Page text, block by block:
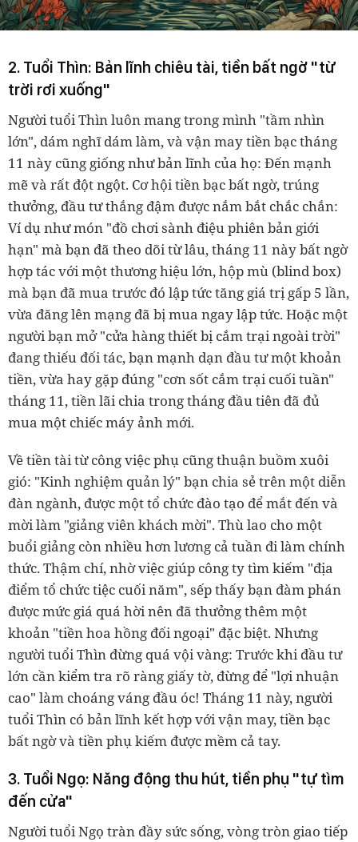
2. Tuổi Thìn: Bản lĩnh chiêu tài, tiền bất ngờ "từ
trời rơi xuống"
Người tuổi Thìn luôn mang trong mình "tầm nhìn
lớn", dám nghĩ dám làm, và vận may tiền bạc tháng
11 này cũng giống như bản lĩnh của họ: Đến mạnh
mẽ và rất đột ngột. Cơ hội tiền bạc bất ngờ, trúng
thưởng, đầu tư thắng đậm được nắm bắt chắc chắn:
Ví dụ như món "đồ chơi sành điệu phiên bản giới
hạn" mà bạn đã theo dõi từ lâu, tháng 11 này bất ngờ
hợp tác với một thương hiệu lớn, hộp mù (blind box)
mà bạn đã mua trước đó lập tức tăng giá trị gấp 5 lần,
vừa đăng lên mạng đã bị mua ngay lập tức. Hoặc một
người bạn mở "cửa hàng thiết bị cắm trại ngoài trời"
đang thiếu đối tác, bạn mạnh dạn đầu tư một khoản
tiền, vừa hay gặp đúng "cơn sốt cắm trại cuối tuần"
tháng 11, tiền lãi chia trong tháng đầu tiên đã đủ
mua một chiếc máy ảnh mới.
Về tiền tài từ công việc phụ cũng thuận buồm xuôi
gió: "Kinh nghiệm quản lý" bạn chia sẻ trên một diễn
đàn ngành, được một tổ chức đào tạo để mắt đến và
mời làm "giảng viên khách mời". Thù lao cho một
buổi giảng còn nhiều hơn lương cả tuần đi làm chính
thức. Thậm chí, nhờ việc giúp công ty tìm kiếm "địa
điểm tổ chức tiệc cuối năm", sếp thấy bạn đàm phán
được mức giá quá hời nên đã thưởng thêm một
khoản "tiền hoa hồng đối ngoại" đặc biệt. Nhưng
người tuổi Thìn đừng quá vội vàng: Trước khi đầu tư
lớn cần kiểm tra rõ ràng giấy tờ, đừng để "lợi nhuận
cao" làm choáng váng đầu óc! Tháng 11 này, người
tuổi Thìn có bản lĩnh kết hợp với vận may, tiền bạc
bất ngờ và tiền phụ kiếm được mềm cả tay.
3. Tuổi Ngọ: Năng động thu hút, tiền phụ "tự tìm
đến cửa"
Người tuổi Ngọ tràn đầy sức sống, vòng tròn giao tiếp